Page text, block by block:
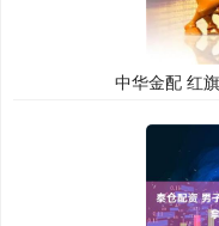
中华金配 红